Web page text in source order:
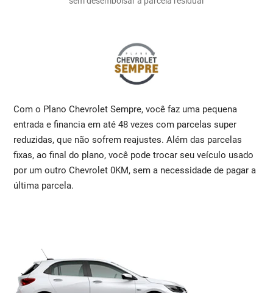
Com o Plano Chevrolet Sempre, você faz uma pequena
entrada e financia em até 48 vezes com parcelas super
reduzidas, que não sofrem reajustes. Além das parcelas
fixas, ao final do plano, você pode trocar seu veículo usado
por um outro Chevrolet 0KM, sem a necessidade de pagar a
última parcela.